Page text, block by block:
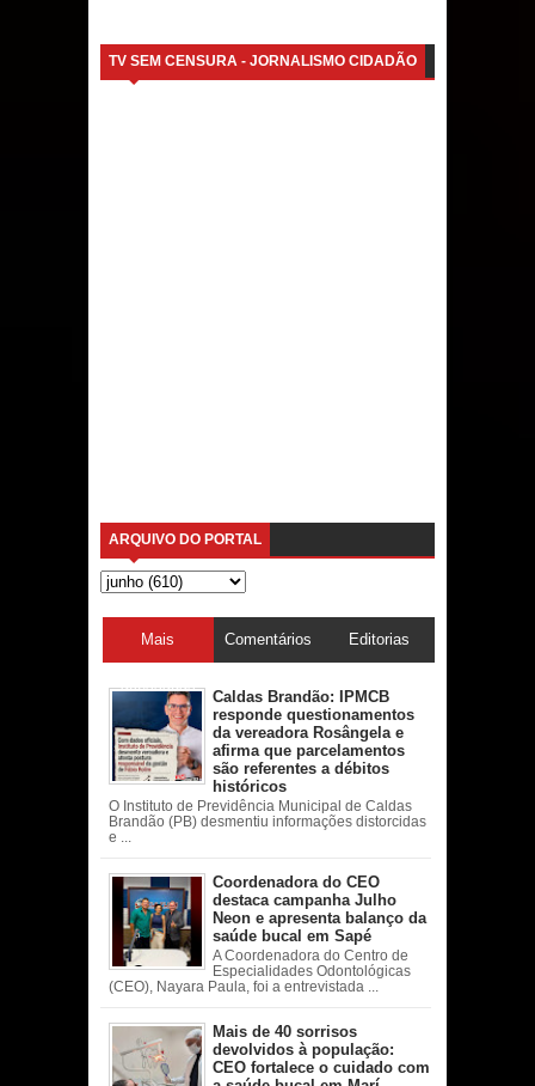
TV SEM CENSURA - JORNALISMO CIDADÃO
ARQUIVO DO PORTAL
Mais
acessadas
Comentários Editorias
Caldas Brandão: IPMCB
responde questionamentos
da vereadora Rosângela e
afirma que parcelamentos
são referentes a débitos
históricos
O Instituto de Previdência Municipal de Caldas
Brandão (PB) desmentiu informações distorcidas
e ...
Coordenadora do CEO
destaca campanha Julho
Neon e apresenta balanço da
saúde bucal em Sapé
A Coordenadora do Centro de
Especialidades Odontológicas
(CEO), Nayara Paula, foi a entrevistada ...
Mais de 40 sorrisos
devolvidos à população:
CEO fortalece o cuidado com